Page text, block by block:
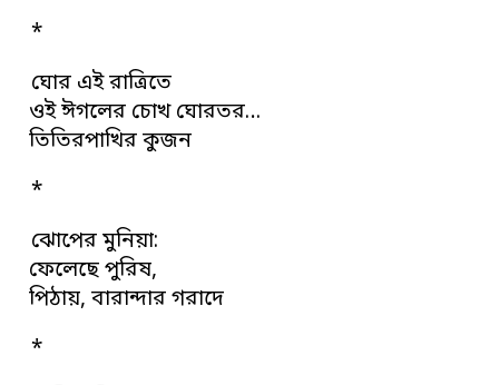
*
ঘোর এই রাত্রিতে
ওই ঈগলের চোখ ঘোরতর…
তিতিরপাখির কুজন
*
ঝোপের মুনিয়া:
ফেলেছে পুরিষ,
পিঠায়, বারান্দার গরাদে
*